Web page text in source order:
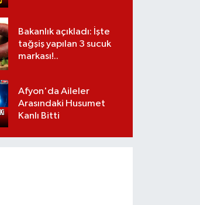
Bakanlık açıkladı: İşte
tağşiş yapılan 3 sucuk
markası!..
Afyon'da Aileler
Arasındaki Husumet
Kanlı Bitti